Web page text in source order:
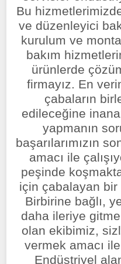
Bu
ve düzenleyici
kurulum ve
bakım
ürünlerde
firmayız. En
çabaların
edileceğine
yapmanın
başarılarımızın
amacı ile
peşinde
için çabalayan bir
Birbirine bağlı,
daha ileriye gitme
olan ekibimiz,
vermek amacı
Endüstriyel